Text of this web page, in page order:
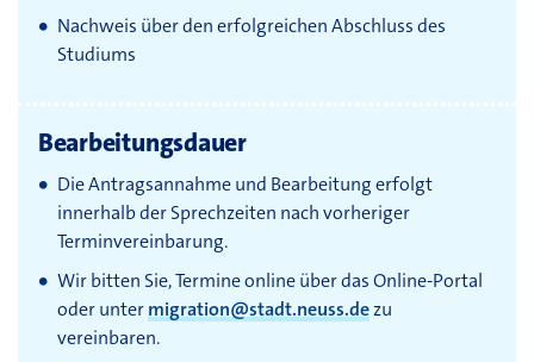
Nachweis über den erfolgreichen Abschluss des
Studiums
Bearbeitungsdauer
Die Antragsannahme und Bearbeitung erfolgt
innerhalb der Sprechzeiten nach vorheriger
Terminvereinbarung.
Wir bitten Sie, Termine online über das Online-Portal
oder untermigration@stadt.neuss.dezu
vereinbaren.